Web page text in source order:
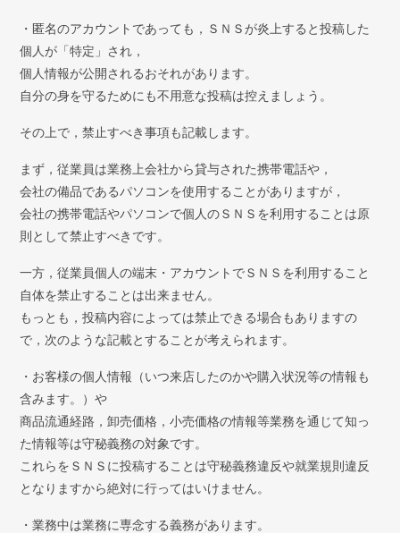
・匿名のアカウントであっても，ＳＮＳが炎上すると投稿した
個人が「特定」され，
個人情報が公開されるおそれがあります。
自分の身を守るためにも不用意な投稿は控えましょう。
その上で，禁止すべき事項も記載します。
まず，従業員は業務上会社から貸与された携帯電話や，
会社の備品であるパソコンを使用することがありますが，
会社の携帯電話やパソコンで個人のＳＮＳを利用することは原
則として禁止すべきです。
一方，従業員個人の端末・アカウントでＳＮＳを利用すること
自体を禁止することは出来ません。
もっとも，投稿内容によっては禁止できる場合もありますの
で，次のような記載とすることが考えられます。
・お客様の個人情報（いつ来店したのかや購入状況等の情報も
含みます。）や
商品流通経路，卸売価格，小売価格の情報等業務を通じて知っ
た情報等は守秘義務の対象です。
これらをＳＮＳに投稿することは守秘義務違反や就業規則違反
となりますから絶対に行ってはいけません。
・業務中は業務に専念する義務があります。